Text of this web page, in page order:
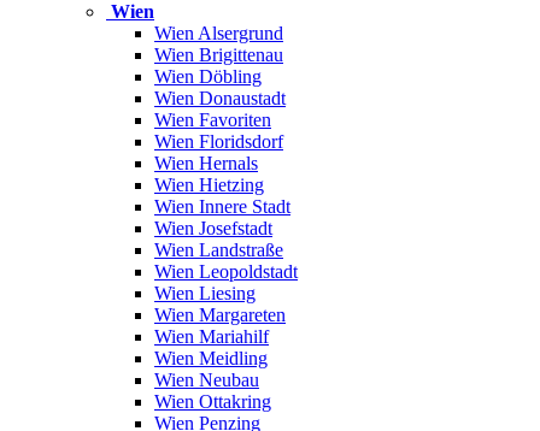
Wien
Wien Alsergrund
Wien Brigittenau
Wien Döbling
Wien Donaustadt
Wien Favoriten
Wien Floridsdorf
Wien Hernals
Wien Hietzing
Wien Innere Stadt
Wien Josefstadt
Wien Landstraße
Wien Leopoldstadt
Wien Liesing
Wien Margareten
Wien Mariahilf
Wien Meidling
Wien Neubau
Wien Ottakring
Wien Penzing